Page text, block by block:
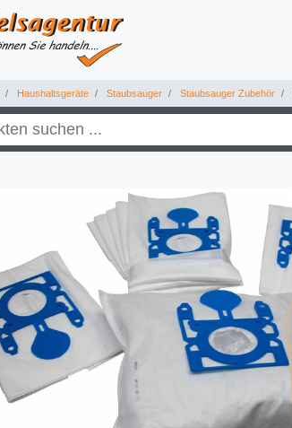
Haushaltsgeräte Staubsauger Staubsauger Zubehör